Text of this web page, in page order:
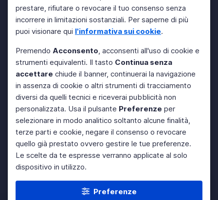
prestare, rifiutare o revocare il tuo consenso senza
incorrere in limitazioni sostanziali. Per saperne di più
puoi visionare qui l'informativa sui cookie.
Premendo Acconsento, acconsenti all'uso di cookie e
strumenti equivalenti. Il tasto Continua senza
accettare chiude il banner, continuerai la navigazione
in assenza di cookie o altri strumenti di tracciamento
diversi da quelli tecnici e riceverai pubblicità non
personalizzata. Usa il pulsante Preferenze per
selezionare in modo analitico soltanto alcune finalità,
terze parti e cookie, negare il consenso o revocare
quello già prestato ovvero gestire le tue preferenze.
Le scelte da te espresse verranno applicate al solo
dispositivo in utilizzo.
Preferenze